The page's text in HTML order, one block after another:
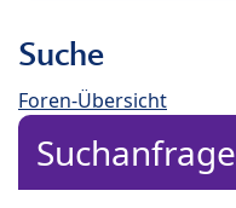
Suche
Foren-Übersicht
Suchanfrage